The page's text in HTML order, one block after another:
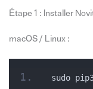
Étape 1 : Installer
macOS / Linux :
sudo